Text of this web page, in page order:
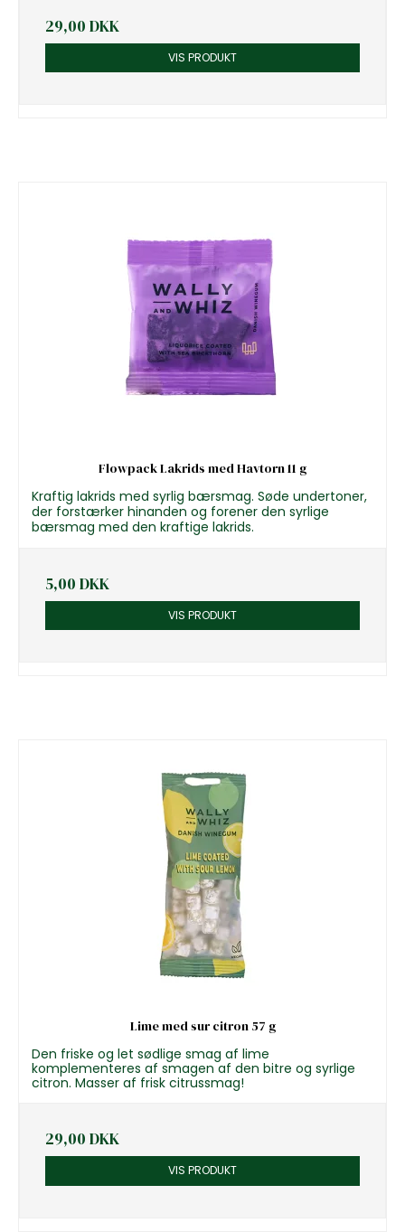
29,00 DKK
VIS PRODUKT
Flowpack Lakrids med Havtorn 11 g
Kraftig lakrids med syrlig bærsmag. Søde undertoner,
der forstærker hinanden og forener den syrlige
bærsmag med den kraftige lakrids.
5,00 DKK
VIS PRODUKT
Lime med sur citron 57 g
Den friske og let sødlige smag af lime
komplementeres af smagen af den bitre og syrlige
citron. Masser af frisk citrussmag!
29,00 DKK
VIS PRODUKT